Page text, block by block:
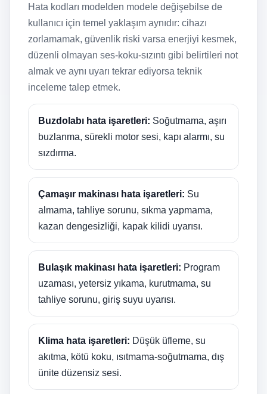
Hata kodları modelden modele değişebilse de
kullanıcı için temel yaklaşım aynıdır: cihazı
zorlamamak, güvenlik riski varsa enerjiyi kesmek,
düzenli olmayan ses-koku-sızıntı gibi belirtileri not
almak ve aynı uyarı tekrar ediyorsa teknik
inceleme talep etmek.
Buzdolabı hata işaretleri: Soğutmama, aşırı
buzlanma, sürekli motor sesi, kapı alarmı, su
sızdırma.
Çamaşır makinası hata işaretleri: Su
almama, tahliye sorunu, sıkma yapmama,
kazan dengesizliği, kapak kilidi uyarısı.
Bulaşık makinası hata işaretleri: Program
uzaması, yetersiz yıkama, kurutmama, su
tahliye sorunu, giriş suyu uyarısı.
Klima hata işaretleri: Düşük üfleme, su
akıtma, kötü koku, ısıtmama-soğutmama, dış
ünite düzensiz sesi.